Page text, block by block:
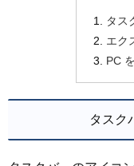
タス
エク
PC
タスク